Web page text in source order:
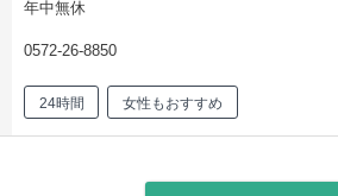
年中無休
0572-26-8850
24時間 女性もおすすめ